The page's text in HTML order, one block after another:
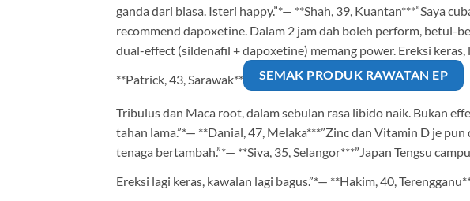
ganda dari biasa. Isteri happy.”*— **Shah, 39, Kuantan***”Saya
recommend dapoxetine. Dalam 2 jam dah boleh perform, betul-
dual-effect (sildenafil + dapoxetine) memang power. Ereksi
**Patrick, 43, Sarawak**
SEMAK PRODUK RAWATAN EP
Tribulus dan Maca root, dalam sebulan rasa libido naik. Bukan
tahan lama.”*— **Danial, 47, Melaka***”Zinc dan Vitamin D je
tenaga bertambah.”*— **Siva, 35, Selangor***”Japan Tengsu
Ereksi lagi keras, kawalan lagi bagus.”*— **Hakim, 40,